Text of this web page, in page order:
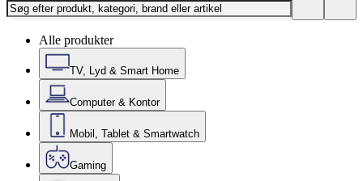
Alle produkter
TV, Lyd & Smart Home
Computer & Kontor
Mobil, Tablet & Smartwatch
Gaming